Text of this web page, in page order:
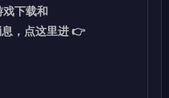
戏下载和
，点这里进 👉